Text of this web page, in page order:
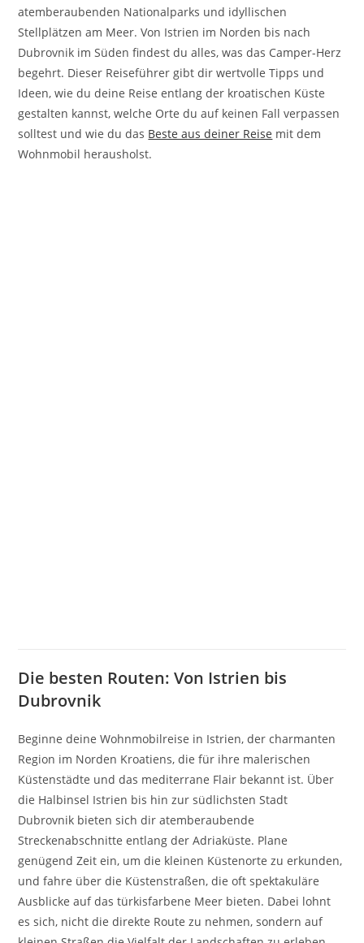
atemberaubenden Nationalparks und idyllischen
Stellplätzen am Meer. Von Istrien im Norden bis nach
Dubrovnik im Süden findest du alles, was das Camper-Herz
begehrt. Dieser Reiseführer gibt dir wertvolle Tipps und
Ideen, wie du deine Reise entlang der kroatischen Küste
gestalten kannst, welche Orte du auf keinen Fall verpassen
solltest und wie du das Beste aus deiner Reise mit dem
Wohnmobil herausholst.
Die besten Routen: Von Istrien bis
Dubrovnik
Beginne deine Wohnmobilreise in Istrien, der charmanten
Region im Norden Kroatiens, die für ihre malerischen
Küstenstädte und das mediterrane Flair bekannt ist. Über
die Halbinsel Istrien bis hin zur südlichsten Stadt
Dubrovnik bieten sich dir atemberaubende
Streckenabschnitte entlang der Adriaküste. Plane
genügend Zeit ein, um die kleinen Küstenorte zu erkunden,
und fahre über die Küstenstraßen, die oft spektakuläre
Ausblicke auf das türkisfarbene Meer bieten. Dabei lohnt
es sich, nicht die direkte Route zu nehmen, sondern auf